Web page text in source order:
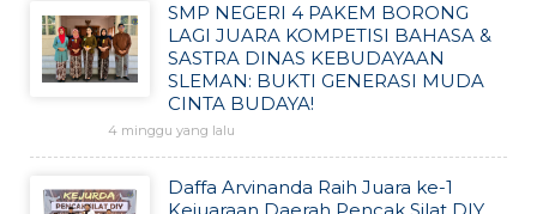
SMP NEGERI 4 PAKEM BORONG
LAGI JUARA KOMPETISI BAHASA &
SASTRA DINAS KEBUDAYAAN
SLEMAN: BUKTI GENERASI MUDA
CINTA BUDAYA!
4 minggu yang lalu
Daffa Arvinanda Raih Juara ke-1